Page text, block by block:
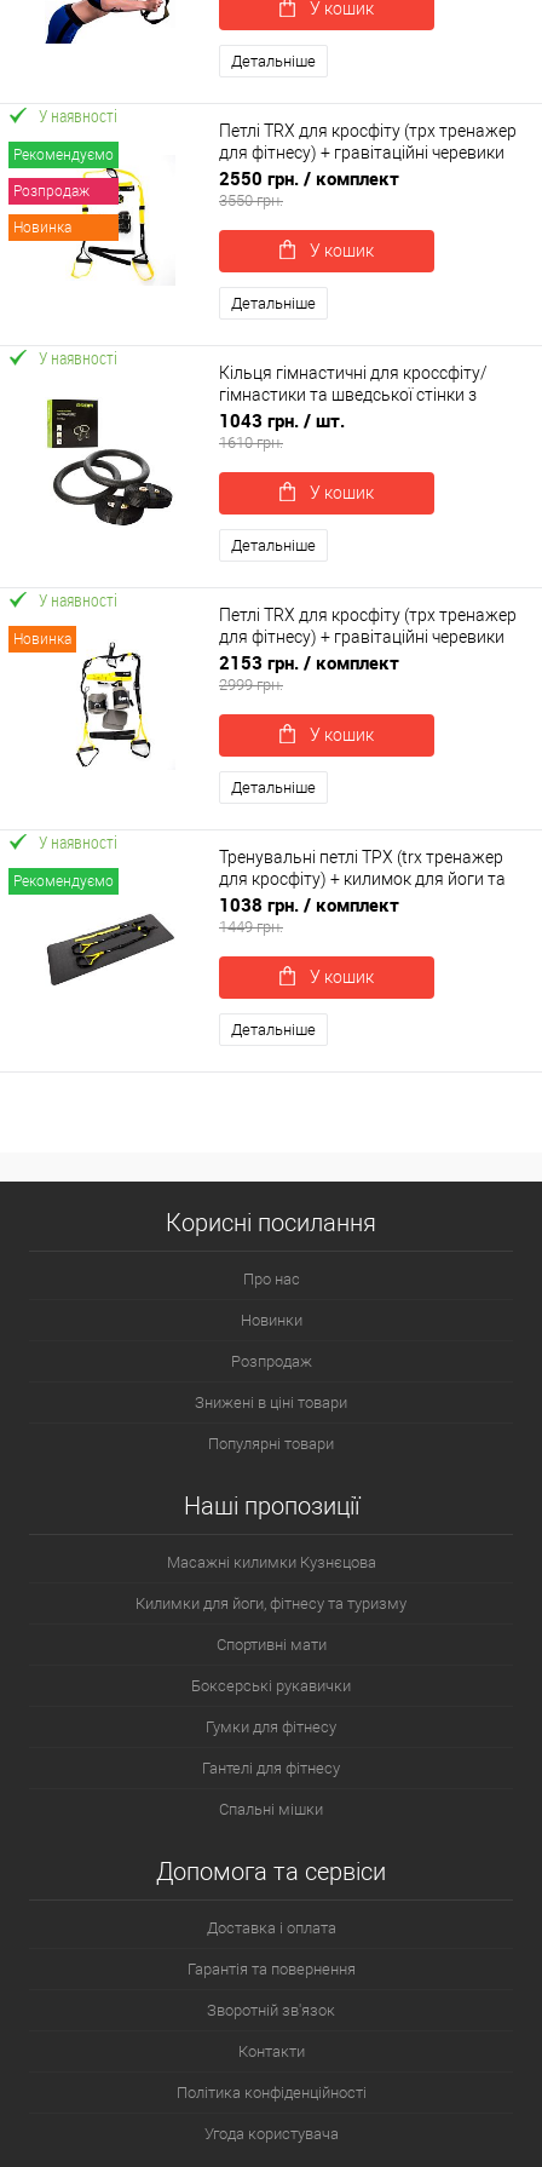
У кошик
Детальніше
Рекомендуємо
Розпродаж
Новинка
У наявності
Петлі TRX для кросфіту (трх тренажер
для фітнесу) + гравітаційні черевики
для турніку OSPORT Set 52 (n-0082)
2550 грн. / комплект
3550 грн.
У кошик
Детальніше
У наявності
Кільця гімнастичні для кроссфіту/
гімнастики та шведської стінки з
регулюванням пластмасові Profi (MS
1553)
1043 грн. / шт.
1610 грн.
У кошик
Детальніше
Новинка
У наявності
Петлі TRX для кросфіту (трх тренажер
для фітнесу) + гравітаційні черевики
для турніку OSPORT Set 55 (n-0085)
2153 грн. / комплект
2999 грн.
У кошик
Детальніше
Рекомендуємо
У наявності
Тренувальні петлі ТРХ (trx тренажер
для кросфіту) + килимок для йоги та
фітнесу OSPORT Set 57 (n-0087)
1038 грн. / комплект
1449 грн.
У кошик
Детальніше
Корисні посилання
Про нас
Новинки
Розпродаж
Знижені в ціні товари
Популярні товари
Наші пропозиції
Масажні килимки Кузнєцова
Килимки для йоги, фітнесу та туризму
Спортивні мати
Боксерські рукавички
Гумки для фітнесу
Гантелі для фітнесу
Спальні мішки
Допомога та сервіси
Доставка і оплата
Гарантія та повернення
Зворотній зв'язок
Контакти
Політика конфіденційності
Угода користувача